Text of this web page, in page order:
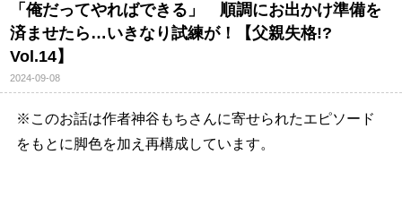
「俺だってやればできる」 順調にお出かけ準備を
済ませたら…いきなり試練が！【父親失格!?
Vol.14】
2024-09-08
※このお話は作者神谷もちさんに寄せられたエピソード
をもとに脚色を加え再構成しています。